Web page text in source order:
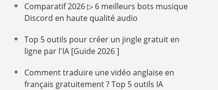
Comparatif 2026 ▷ 6 meilleurs bots musique
Discord en haute qualité audio
Top 5 outils pour créer un jingle gratuit en
ligne par l'IA [Guide 2026 ]
Comment traduire une vidéo anglaise en
français gratuitement ? Top 5 outils IA